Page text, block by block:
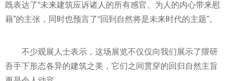
既表达了“未来建筑应诉诸人的所有感官、为人的内心带来慰
藉”的主张，同时也预言了“回到自然将是未来时代的主题”。
不少观展人士表示，这场展览不仅仅向我们展示了隈研
吾手下形态各异的建筑之美，它们之间贯穿的回归自然主旨